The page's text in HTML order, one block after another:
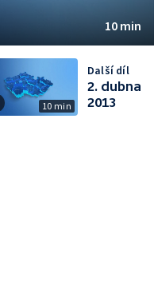
10 min
10 min
Další díl
2. dubna
2013